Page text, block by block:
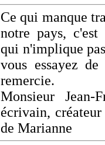
Ce qui manque
notre pays,
qui n'implique
vous essayez
remercie.
Monsieur Jean-
écrivain,
de Marianne